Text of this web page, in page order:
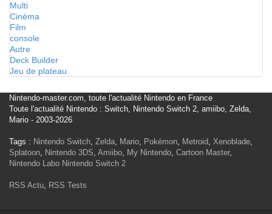
Multi
Cinéma
Film
console
Autre
Deck Builder
Jeu de plateau
Nintendo-master.com, toute l'actualité Nintendo en France
Toute l'actualité Nintendo : Switch, Nintendo Switch 2, amiibo, Zelda,
Mario - 2003-2026
Tags : Nintendo Switch, Zelda, Mario, Pokémon, Metroid, Xenoblade,
Splatoon, Nintendo 3DS, Amiibo, My Nintendo, Cartoon Master,
Nintendo Labo Nintendo Switch 2
RSS Actu, RSS Tests